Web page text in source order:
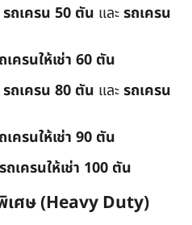
รถเครน 50 ตัน และรถเครน
เครนให้เช่า 60 ตัน
รถเครน 80 ตัน และรถเครน
เครนให้เช่า 90 ตัน
รถเครนให้เช่า 100 ตัน
เศษ (Heavy Duty)